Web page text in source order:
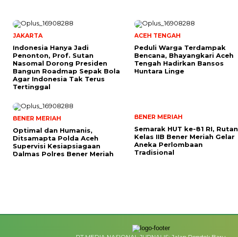
JAKARTA
Indonesia Hanya Jadi
Penonton, Prof. Sutan
Nasomal Dorong Presiden
Bangun Roadmap Sepak Bola
Agar Indonesia Tak Terus
Tertinggal
ACEH TENGAH
Peduli Warga Terdampak
Bencana, Bhayangkari Aceh
Tengah Hadirkan Bansos
Huntara Linge
BENER MERIAH
Optimal dan Humanis,
Ditsamapta Polda Aceh
Supervisi Kesiapsiagaan
Dalmas Polres Bener Meriah
BENER MERIAH
Semarak HUT ke-81 RI, Rutan
Kelas IIB Bener Meriah Gelar
Aneka Perlombaan
Tradisional